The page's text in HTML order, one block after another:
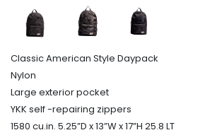
Classic American Style Daypack
Nylon
Large exterior pocket
YKK self -repairing zippers
1580 cu.in. 5.25”D x 13”W x 17”H 25.8 LT